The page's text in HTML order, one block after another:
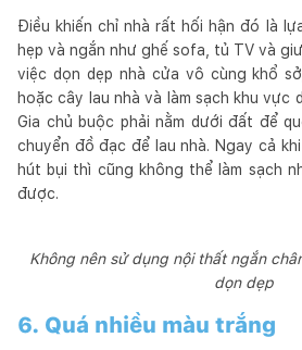
Điều khiến chỉ nhà rất hối hận đó là
hẹp và ngắn như ghế sofa, tủ TV và
việc dọn dẹp nhà cửa vô cùng khổ
hoặc cây lau nhà và làm sạch khu vực
Gia chủ buộc phải nằm dưới đất để
chuyển đồ đạc để lau nhà. Ngay cả
hút bụi thì cũng không thể làm sạch
được.
Không nên sử dụng nội thất ngắn
dọn dẹp
6. Quá nhiều màu trắng